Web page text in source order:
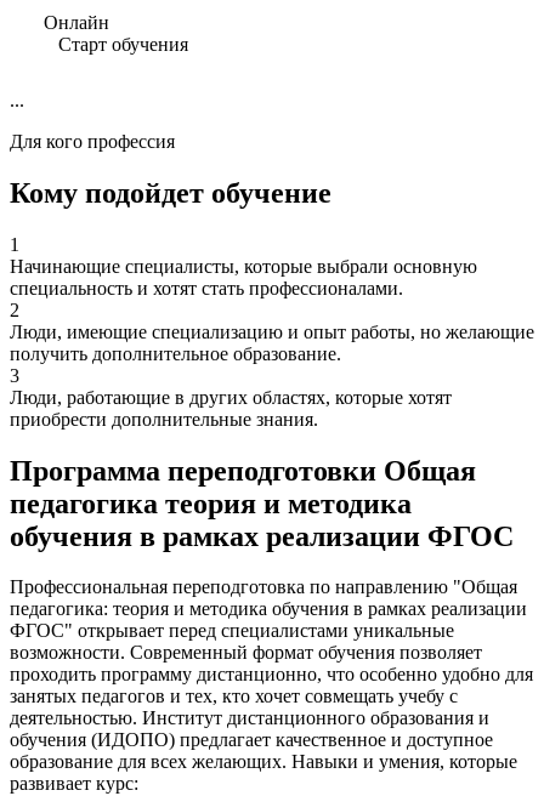
Онлайн
Старт обучения
...
Для кого профессия
Кому подойдет обучение
1
Начинающие специалисты, которые выбрали основную
специальность и хотят стать профессионалами.
2
Люди, имеющие специализацию и опыт работы, но желающие
получить дополнительное образование.
3
Люди, работающие в других областях, которые хотят
приобрести дополнительные знания.
Программа переподготовки Общая
педагогика теория и методика
обучения в рамках реализации ФГОС
Профессиональная переподготовка по направлению "Общая
педагогика: теория и методика обучения в рамках реализации
ФГОС" открывает перед специалистами уникальные
возможности. Современный формат обучения позволяет
проходить программу дистанционно, что особенно удобно для
занятых педагогов и тех, кто хочет совмещать учебу с
деятельностью. Институт дистанционного образования и
обучения (ИДОПО) предлагает качественное и доступное
образование для всех желающих. Навыки и умения, которые
развивает курс: